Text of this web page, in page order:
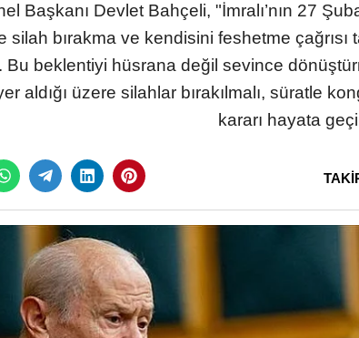
Başkanı Devlet Bahçeli, "İmralı’nın 27
silah bırakma ve kendisini feshetme
Bu beklentiyi hüsrana değil sevince
aldığı üzere silahlar bırakılmalı, süratle
kararı hayata